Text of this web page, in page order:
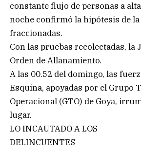
constante flujo de personas a
noche confirmó la hipótesis de la
fraccionadas.
Con las pruebas recolectadas, la
Orden de Allanamiento.
A las 00.52 del domingo, las
Esquina, apoyadas por el Grupo
Operacional (GTO) de Goya,
lugar.
LO INCAUTADO A LOS
DELINCUENTES